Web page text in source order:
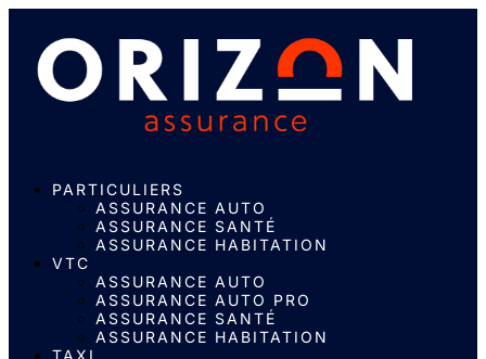
PARTICULIERS
ASSURANCE AUTO
ASSURANCE SANTÉ
ASSURANCE HABITATION
VTC
ASSURANCE AUTO
ASSURANCE AUTO PRO
ASSURANCE SANTÉ
ASSURANCE HABITATION
TAXI